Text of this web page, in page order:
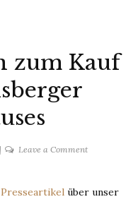
zum Kauf
Leave a Commenton
Kauf
Presseartikel über unser